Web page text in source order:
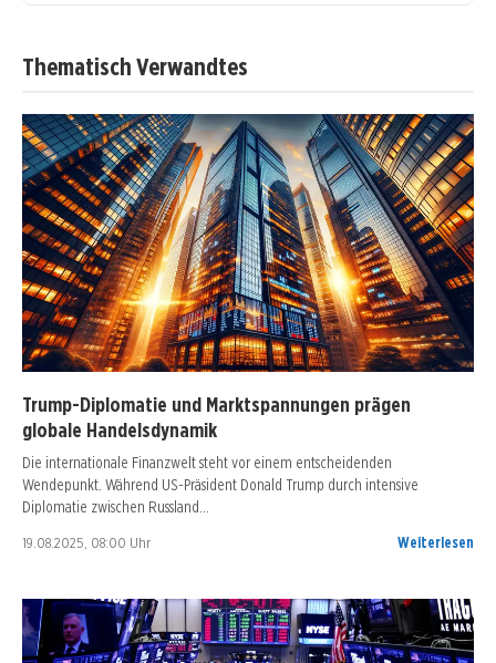
Thematisch Verwandtes
Trump-Diplomatie und Marktspannungen prägen
globale Handelsdynamik
Die internationale Finanzwelt steht vor einem entscheidenden
Wendepunkt. Während US-Präsident Donald Trump durch intensive
Diplomatie zwischen Russland…
19.08.2025, 08:00 Uhr Weiterlesen